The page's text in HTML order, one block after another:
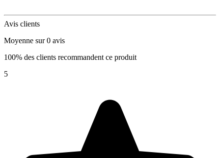
Avis clients
Moyenne sur 0 avis
100% des clients recommandent ce produit
5